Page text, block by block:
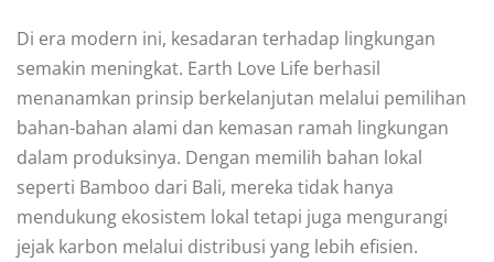
Di era modern ini, kesadaran terhadap lingkungan
semakin meningkat. Earth Love Life berhasil
menanamkan prinsip berkelanjutan melalui pemilihan
bahan-bahan alami dan kemasan ramah lingkungan
dalam produksinya. Dengan memilih bahan lokal
seperti Bamboo dari Bali, mereka tidak hanya
mendukung ekosistem lokal tetapi juga mengurangi
jejak karbon melalui distribusi yang lebih efisien.